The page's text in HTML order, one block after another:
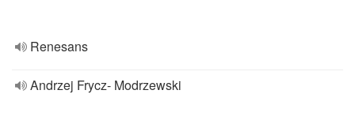
Renesans
Andrzej Frycz- Modrzewski